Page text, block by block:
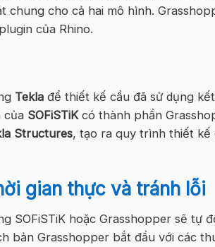
chung cho cả hai mô hình.
của Rhino.
Tekla để thiết kế cầu đã sử dụng
của SOFiSTiKcó thành phần
Structures, tạo ra quy trình thiết kế
gian thực và tránh lỗi
SOFiSTiK hoặc Grasshopper sẽ tự
bản Grasshopper bắt đầu với các